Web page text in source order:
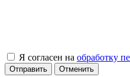
Я согласен на обработку
Отправить Отменить